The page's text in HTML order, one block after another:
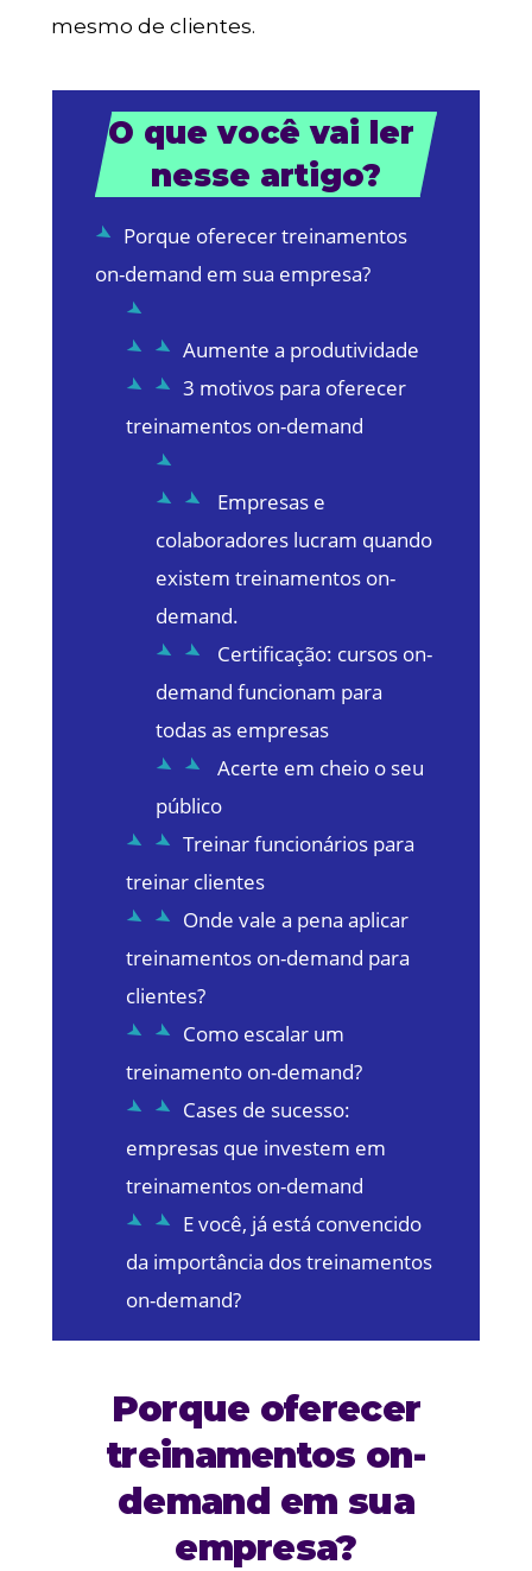
mesmo de clientes.
O que você vai ler
nesse artigo?
Porque oferecer treinamentos
on-demand em sua empresa?
Aumente a produtividade
3 motivos para oferecer
treinamentos on-demand
Empresas e
colaboradores lucram quando
existem treinamentos on-
demand.
Certificação: cursos on-
demand funcionam para
todas as empresas
Acerte em cheio o seu
público
Treinar funcionários para
treinar clientes
Onde vale a pena aplicar
treinamentos on-demand para
clientes?
Como escalar um
treinamento on-demand?
Cases de sucesso:
empresas que investem em
treinamentos on-demand
E você, já está convencido
da importância dos treinamentos
on-demand?
Porque oferecer
treinamentos on-
demand em sua
empresa?